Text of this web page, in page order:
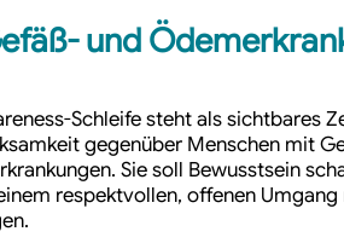
und
Schleife steht als sichtbares
gegenüber Menschen mit
Sie soll Bewusstsein
respektvollen, offenen